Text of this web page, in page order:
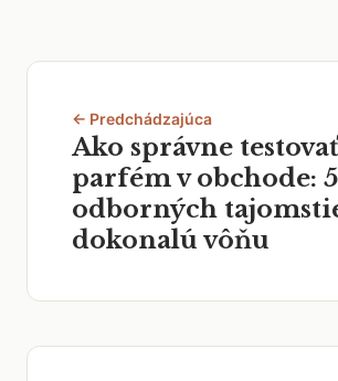
← Predchádzajúca
Ako správne testovať
parfém v obchode: 5
odborných
dokonalú vôňu